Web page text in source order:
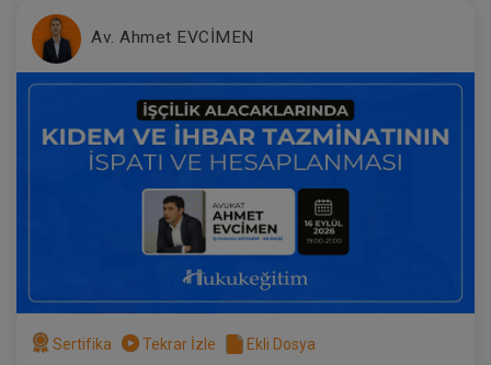
Av. Ahmet EVCİMEN
Sertifika Tekrar İzle Ekli Dosya